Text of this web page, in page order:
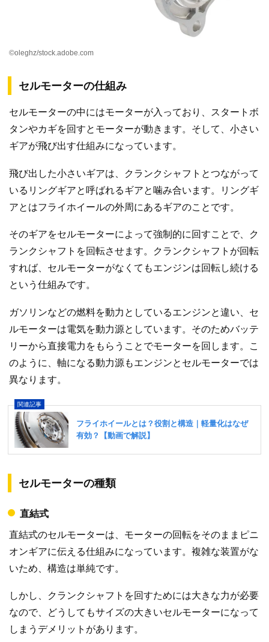
©oleghz/stock.adobe.com
セルモーターの仕組み
セルモーターの中にはモーターが入っており、スタートボ
タンやカギを回すとモーターが動きます。そして、小さい
ギアが飛び出す仕組みになっています。
飛び出した小さいギアは、クランクシャフトとつながって
いるリングギアと呼ばれるギアと噛み合います。リングギ
アとはフライホイールの外周にあるギアのことです。
そのギアをセルモーターによって強制的に回すことで、ク
ランクシャフトを回転させます。クランクシャフトが回転
すれば、セルモーターがなくてもエンジンは回転し続ける
という仕組みです。
ガソリンなどの燃料を動力としているエンジンと違い、セ
ルモーターは電気を動力源としています。そのためバッテ
リーから直接電力をもらうことでモーターを回します。こ
のように、軸になる動力源もエンジンとセルモーターでは
異なります。
セルモーターの種類
直結式
直結式のセルモーターは、モーターの回転をそのままピニ
オンギアに伝える仕組みになっています。複雑な装置がな
いため、構造は単純です。
しかし、クランクシャフトを回すためには大きな力が必要
なので、どうしてもサイズの大きいセルモーターになって
しまうデメリットがあります。